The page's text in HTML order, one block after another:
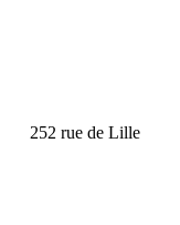
252 rue de Lille